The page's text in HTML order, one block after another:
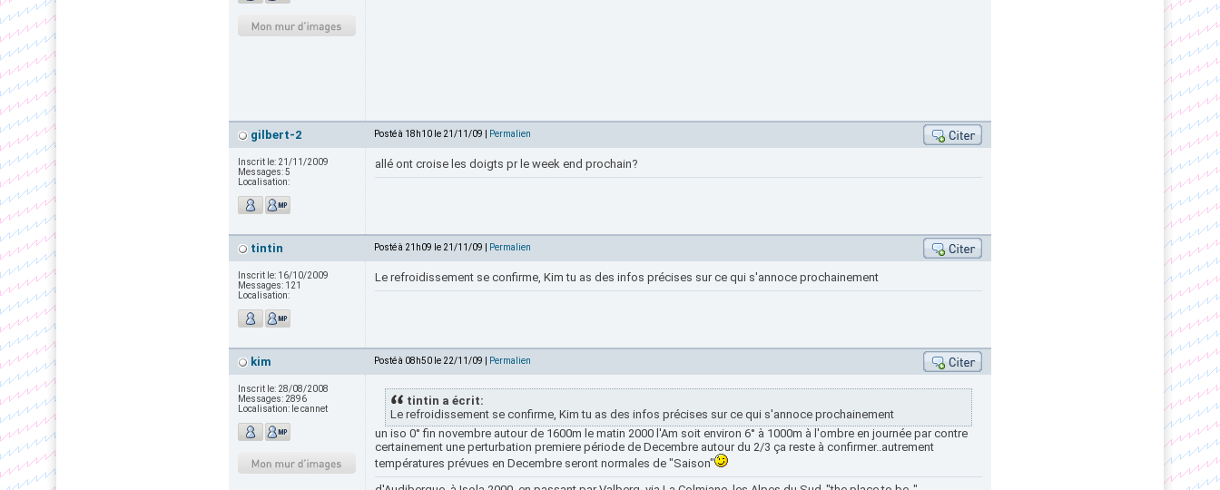
gilbert-2 Posté à 18h10 le 21/11/09 | Permalien
Inscrit le: 21/11/2009
Messages:5
Localisation:
allé ont croise les doigts pr le week end prochain?
tintin Posté à 21h09 le 21/11/09 | Permalien
Inscrit le: 16/10/2009
Messages: 121
Localisation:
Le refroidissement se confirme, Kim tu as des infos précises sur ce qui s'annoce prochainement
kim Posté à 08h50 le 22/11/09 | Permalien
Inscrit le: 28/08/2008
Messages: 2896
Localisation: le cannet
tintin a écrit:
Le refroidissement se confirme, Kim tu as des infos précises sur ce qui s'annoce prochainement
un iso 0° fin novembre autour de 1600m le matin 2000 l'Am soit environ 6° à 1000m à l'ombre en journée par contre
certainement une perturbation premiere période de Decembre autour du 2/3 ça reste à confirmer..autrement
températures prévues en Decembre seront normales de "Saison"